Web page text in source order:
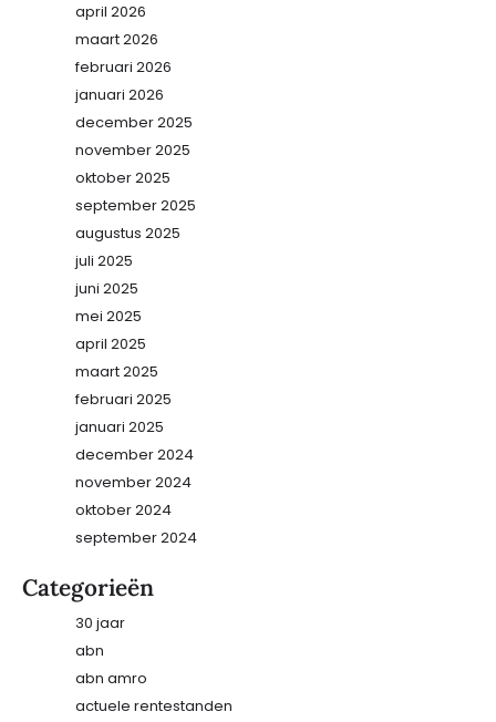
april 2026
maart 2026
februari 2026
januari 2026
december 2025
november 2025
oktober 2025
september 2025
augustus 2025
juli 2025
juni 2025
mei 2025
april 2025
maart 2025
februari 2025
januari 2025
december 2024
november 2024
oktober 2024
september 2024
Categorieën
30 jaar
abn
abn amro
actuele rentestanden